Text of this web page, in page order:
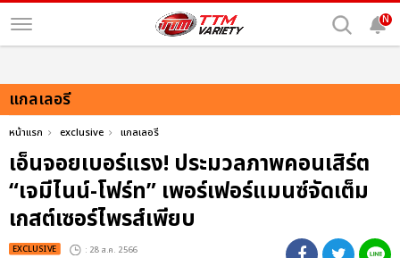
N
แกลเลอรี
หน้าแรก exclusive แกลเลอรี
เอ็นจอยเบอร์แรง! ประมวลภาพคอนเสิร์ต
“เจมีไนน์-โฟร์ท” เพอร์เฟอร์แมนซ์จัดเต็ม
เกสต์เซอร์ไพรส์เพียบ
EXCLUSIVE : 28 ส.ค. 2566